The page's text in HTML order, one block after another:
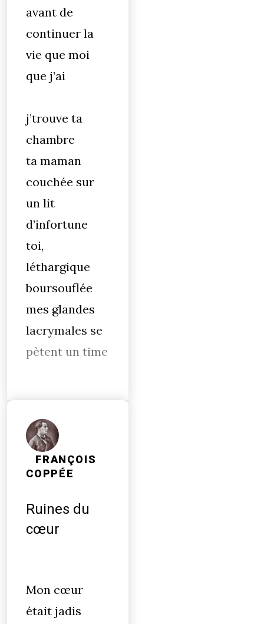
avant de
continuer la
vie que moi
que j’ai
j’trouve ta
chambre
ta maman
couchée sur
un lit
d’infortune
toi,
léthargique
boursouflée
mes glandes
lacrymales se
pètent un time
FRANÇOIS
COPPÉE
Ruines du
cœur
Mon cœur
était jadis